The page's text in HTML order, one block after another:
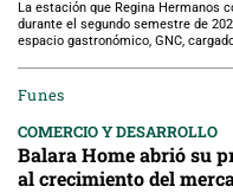
La estación que Regina Hermanos
durante el segundo semestre de
espacio gastronómico, GNC,
Funes
COMERCIO Y DESARROLLO
Balara Home abrió su
al crecimiento del